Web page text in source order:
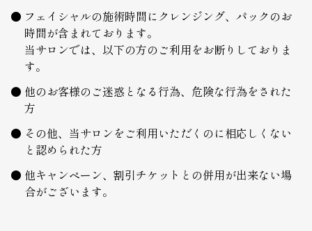
フェイシャルの施術時間にクレンジング、パックのお
時間が含まれております。
当サロンでは、以下の方のご利用をお断りしておりま
す。
他のお客様のご迷惑となる行為、危険な行為をされた
方
その他、当サロンをご利用いただくのに相応しくない
と認められた方
他キャンペーン、割引チケットとの併用が出来ない場
合がございます。